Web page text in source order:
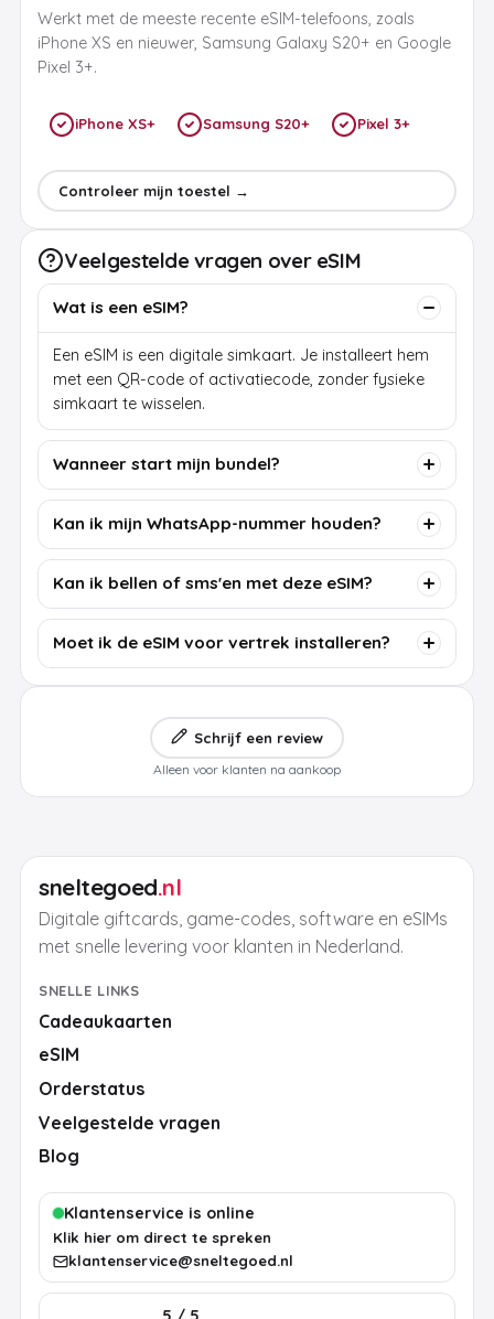
Werkt met de meeste recente eSIM-telefoons, zoals
iPhone XS en nieuwer, Samsung Galaxy S20+ en Google
Pixel 3+.
iPhone XS+ Samsung S20+ Pixel 3+
Controleer mijn toestel →
Veelgestelde vragen over eSIM
Wat is een eSIM?
Een eSIM is een digitale simkaart. Je installeert hem
met een QR-code of activatiecode, zonder fysieke
simkaart te wisselen.
Wanneer start mijn bundel?
Kan ik mijn WhatsApp-nummer houden?
Kan ik bellen of sms'en met deze eSIM?
Moet ik de eSIM voor vertrek installeren?
Schrijf een review
Alleen voor klanten na aankoop
sneltegoed.nl
Digitale giftcards, game-codes, software en eSIMs
met snelle levering voor klanten in Nederland.
SNELLE LINKS
Cadeaukaarten
eSIM
Orderstatus
Veelgestelde vragen
Blog
Klantenservice is online
Klik hier om direct te spreken
klantenservice@sneltegoed.nl